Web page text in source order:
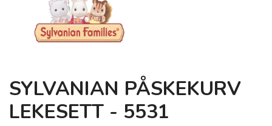
SYLVANIAN PÅSKEKURV
LEKESETT - 5531